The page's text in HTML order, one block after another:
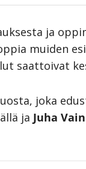
ja
muiden
saattoivat
joka
ja Juha